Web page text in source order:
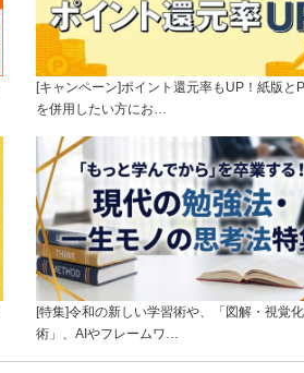
[キャンペーン]ポイント還元率もUP！紙版と
を併用したい方にお…
[特集]令和の新しい学習術や、「図解・視覚
術」、AIやフレームワ…